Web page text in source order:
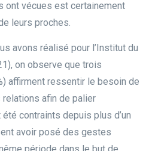
ont vécues est certainement
leurs proches.
avons réalisé pour l’Institut du
on observe que trois
affirment ressentir le besoin de
afin de palier
contraints depuis plus d’un
avoir posé des gestes